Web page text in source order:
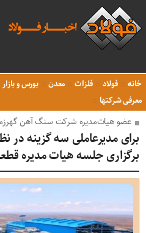
خانه فولاد فلزات معدن بورس و بازار
معرفی شرکتها
عضو هیات‌مدیره شرکت سنگ آهن
برای مدیرعاملی سه گزینه
برگزاری جلسه هیات مدیره